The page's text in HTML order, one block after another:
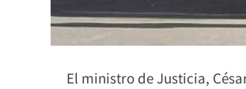
El ministro de Justicia,